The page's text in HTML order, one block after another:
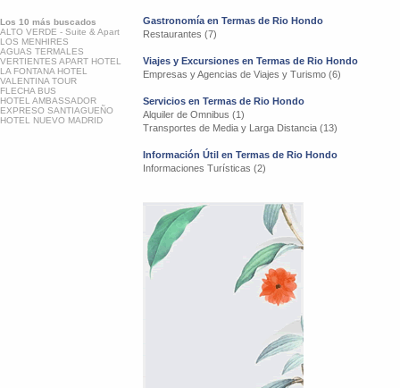
Los 10 más buscados
ALTO VERDE - Suite & Apart
LOS MENHIRES
AGUAS TERMALES
VERTIENTES APART HOTEL
LA FONTANA HOTEL
VALENTINA TOUR
FLECHA BUS
HOTEL AMBASSADOR
EXPRESO SANTIAGUEÑO
HOTEL NUEVO MADRID
Gastronomía en Termas de Rio Hondo
Restaurantes (7)
Viajes y Excursiones en Termas de Rio Hondo
Empresas y Agencias de Viajes y Turismo (6)
Servicios en Termas de Rio Hondo
Alquiler de Omnibus (1)
Transportes de Media y Larga Distancia (13)
Información Útil en Termas de Rio Hondo
Informaciones Turísticas (2)